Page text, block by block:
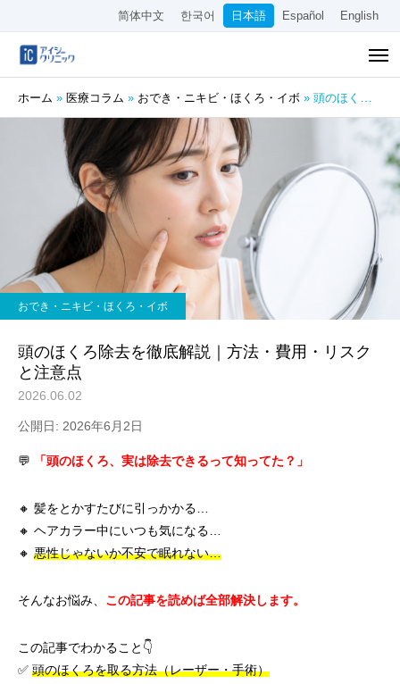
简体中文 한국어 日本語 Español English
ホーム » 医療コラム » おでき・ニキビ・ほくろ・イボ » 頭のほくろ除去を徹底解説｜方法・費用・リスクと注意点
おでき・ニキビ・ほくろ・イボ
頭のほくろ除去を徹底解説｜方法・費用・リスク
と注意点
2026.06.02
公開日: 2026年6月2日
💬 「頭のほくろ、実は除去できるって知ってた？」
🔸 髪をとかすたびに引っかかる…
🔸 ヘアカラー中にいつも気になる…
🔸 悪性じゃないか不安で眠れない…
そんなお悩み、 この記事を読めば全部解決します。
この記事でわかること👇
✅ 頭のほくろを取る方法（レーザー・手術）